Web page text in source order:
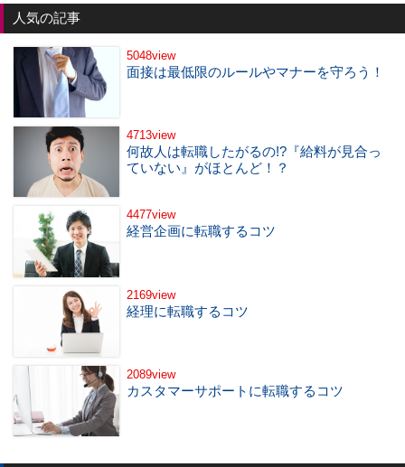
人気の記事
5048view
面接は最低限のルールやマナーを守ろう！
4713view
何故人は転職したがるの!?『給料が見合っ
ていない』がほとんど！？
4477view
経営企画に転職するコツ
2169view
経理に転職するコツ
2089view
カスタマーサポートに転職するコツ